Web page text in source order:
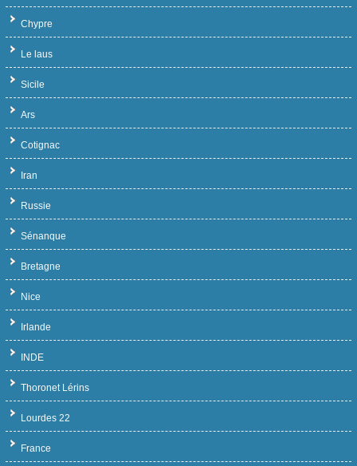
Chypre
Le laus
Sicile
Ars
Cotignac
Iran
Russie
Sénanque
Bretagne
Nice
Irlande
INDE
Thoronet Lérins
Lourdes 22
France